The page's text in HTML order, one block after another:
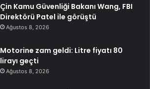
Çin Kamu Güvenliği Bakanı Wang, FBI
Direktörü Patel ile görüştü
Ağustos 8, 2026
Motorine zam geldi: Litre fiyatı 80
lirayı geçti
Ağustos 8, 2026